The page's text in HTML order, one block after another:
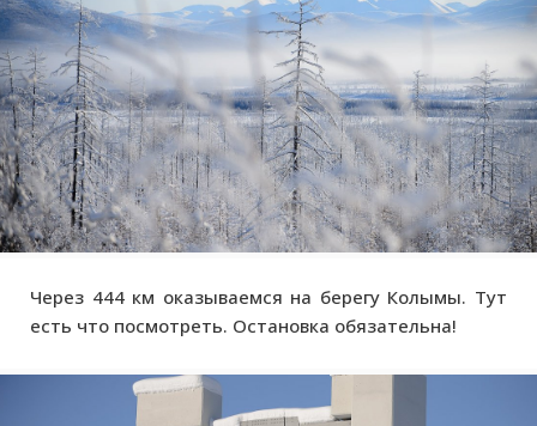
Через 444 км оказываемся на берегу Колымы. Тут
есть что посмотреть. Остановка обязательна!